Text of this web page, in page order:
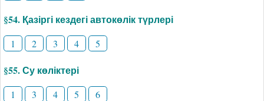
§54. Қазіргі кездегі автокөлік түрлері
1 2 3 4 5
§55. Су көліктері
1 3 4 5 6